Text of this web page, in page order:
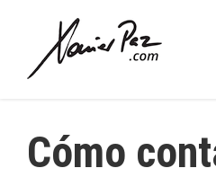
contenido
Cómo